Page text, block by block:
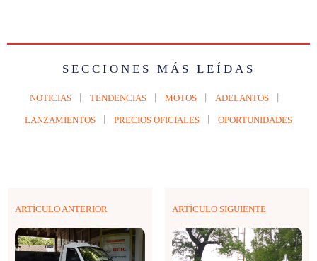
SECCIONES MÁS LEÍDAS
NOTICIAS TENDENCIAS MOTOS ADELANTOS
LANZAMIENTOS PRECIOS OFICIALES OPORTUNIDADES
ARTÍCULO ANTERIOR ARTÍCULO SIGUIENTE